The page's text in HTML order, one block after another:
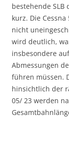
bestehende SLB
kurz. Die
nicht
wird deutlich,
insbesondere
Abmessungen
führen müssen.
hinsichtlich der
05/ 23 werden